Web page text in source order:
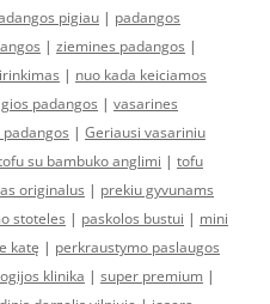
pigiau | padangos
| ziemines padangos |
| nuo kada keiciamos
padangos | vasarines
| Geriausi vasariniu
su bambuko anglimi | tofu
originalus | prekiu gyvunams
stoteles | paskolos bustui | mini
katę | perkraustymo paslaugos
klinika | super premium |